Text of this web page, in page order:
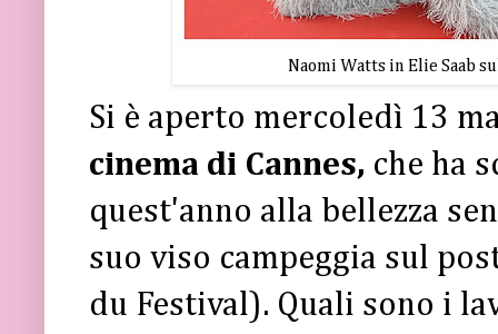
Naomi Watts in Elie Saab
Si è aperto mercoledì 13
cinema di Cannes, che ha
quest'anno alla bellezza
suo viso campeggia sul
du Festival). Quali sono i